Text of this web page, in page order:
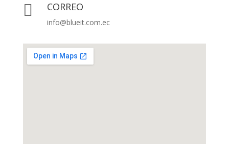
 CORREO
info@blueit.com.ec